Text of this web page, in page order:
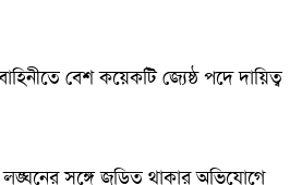
বেশ কয়েকটি জ্যেষ্ঠ পদে দায়িত্ব
সঙ্গে জড়িত থাকার অভিযোগে